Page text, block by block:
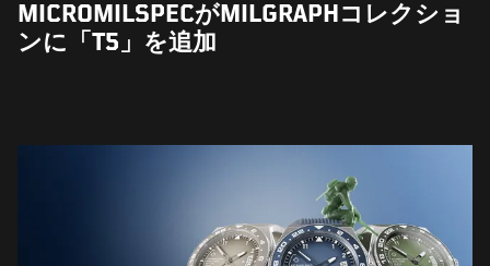
MICROMILSPECがMILGRAPHコレクショ
ンに「T5」を追加